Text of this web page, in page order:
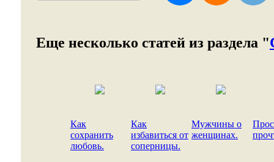
Еще несколько статей из раздела "
Как
сохранить
любовь.
Как
избавиться от
соперницы.
Мужчины о
женщинах.